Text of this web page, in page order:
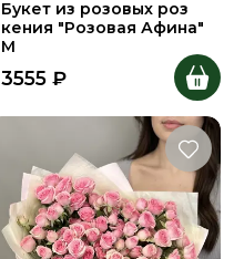
Букет из розовых роз
кения "Розовая Афина"
M
3555 ₽